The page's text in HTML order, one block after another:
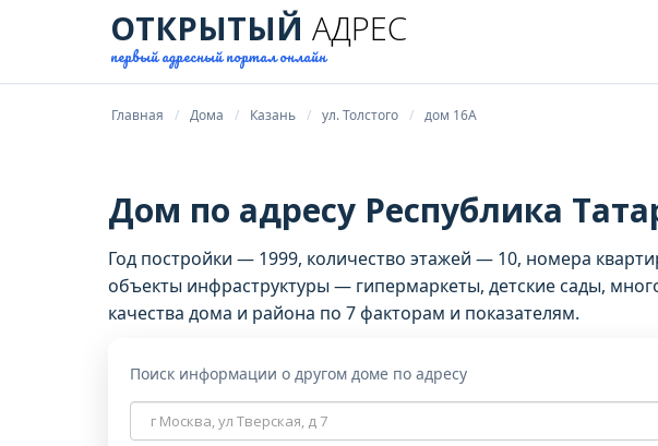
ОТКРЫТЫЙ АДРЕС
первый адресный портал онлайн
Главная Дома Казань ул. Толстого дом 16А
Дом по адресу Республика
Год постройки — 1999, количество этажей — 10, номера
объекты инфраструктуры — гипермаркеты, детские сады,
качества дома и района по 7 факторам и показателям.
Поиск информации о другом доме по адресу
Адрес
дома